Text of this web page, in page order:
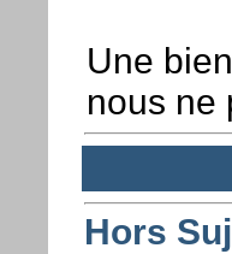
Une
nous ne
Hors